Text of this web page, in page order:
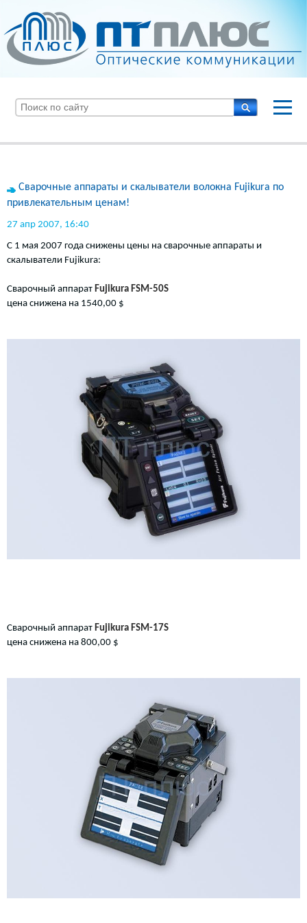
Сварочные аппараты и скалыватели волокна Fujikura по
привлекательным ценам!
27 апр 2007, 16:40
С 1 мая 2007 года снижены цены на сварочные аппараты и
скалыватели Fujikura:
Сварочный аппарат Fujikura FSM-50S
цена снижена на 1540,00 $
Сварочный аппарат Fujikura FSM-17S
цена снижена на 800,00 $